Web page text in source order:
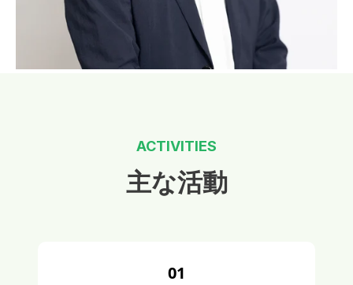
ACTIVITIES
主な活動
01